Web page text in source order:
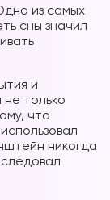
из самых
сны значил
и
только
что
никогда